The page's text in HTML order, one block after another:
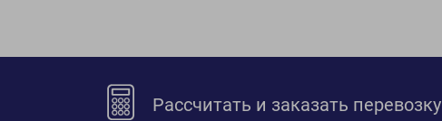
Рассчитать и заказать перевозку